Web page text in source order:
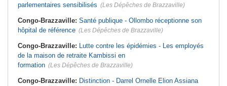
parlementaires sensibilisés (Les Dépêches de Brazzaville)
Congo-Brazzaville: Santé publique - Ollombo réceptionne son
hôpital de référence (Les Dépêches de Brazzaville)
Congo-Brazzaville: Lutte contre les épidémies - Les employés
de la maison de retraite Kambissi en
formation (Les Dépêches de Brazzaville)
Congo-Brazzaville: Distinction - Darrel Ornelle Elion Assiana